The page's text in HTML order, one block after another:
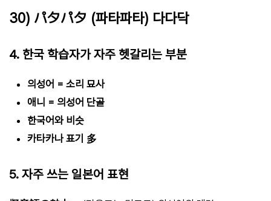
30) パタパタ (파타파타) 다다닥
4. 한국 학습자가 자주 헷갈리는 부분
의성어 = 소리 묘사
애니 = 의성어 단골
한국어와 비슷
카타카나 표기 多
5. 자주 쓰는 일본어 표현